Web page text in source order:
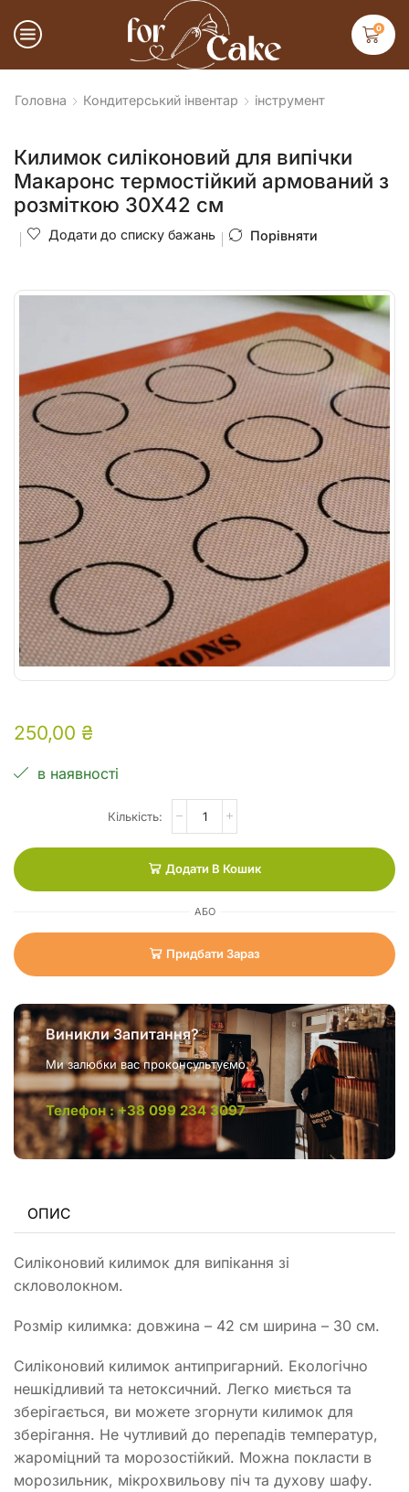
0
Головна Кондитерський інвентар інструмент
Килимок силіконовий для випічки
Макаронс термостійкий армований з
розміткою 30Х42 см
Додати до списку бажань Порівняти
250,00 ₴
в наявності
Додати В Кошик
АБО
Придбати Зараз
Виникли Запитання?
Ми залюбки вас проконсультуємо.
Телефон : +38 099 234 3097
ОПИС
Силіконовий килимок для випікання зі
скловолокном.
Розмір килимка: довжина – 42 см ширина – 30 см.
Силіконовий килимок антипригарний. Екологічно
нешкідливий та нетоксичний. Легко миється та
зберігається, ви можете згорнути килимок для
зберігання. Не чутливий до перепадів температур,
жароміцний та морозостійкий. Можна покласти в
морозильник, мікрохвильову піч та духову шафу.